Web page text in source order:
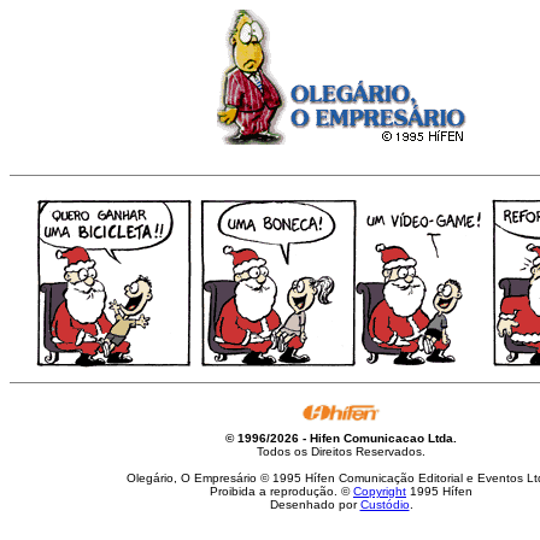
© 1996/2026 - Hifen Comunicacao Ltda.
Todos os Direitos Reservados.
Olegário, O Empresário © 1995 Hífen Comunicação Editorial e Eventos
Proibida a reprodução. ©Copyright 1995 Hífen
Desenhado porCustódio.